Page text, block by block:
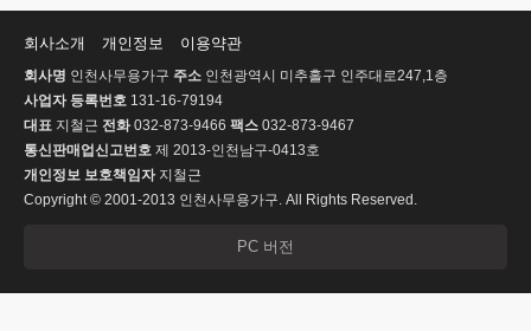
회사소개 개인정보 이용약관
회사명 인천사무용가구 주소 인천광역시 미추홀구 인주대로247,1층
사업자 등록번호 131-16-79194
대표 지철근 전화032-873-9466 팩스 032-873-9467
통신판매업신고번호 제 2013-인천남구-0413호
개인정보 보호책임자지철근
Copyright © 2001-2013 인천사무용가구. All Rights Reserved.
PC 버전